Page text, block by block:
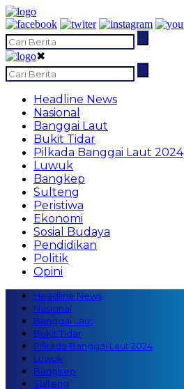
✖
Headline News
Nasional
Banggai Laut
Bukit Tidar
Pilkada Banggai Laut 2024
Luwuk
Bangkep
Sulteng
Peristiwa
Ekonomi
Sosial Budaya
Pendidikan
Politik
Opini
Headline News
Nasional
Banggai Laut
Bukit Tidar
Pilkada Banggai Laut 2024
Luwuk
Bangkep
Sulteng